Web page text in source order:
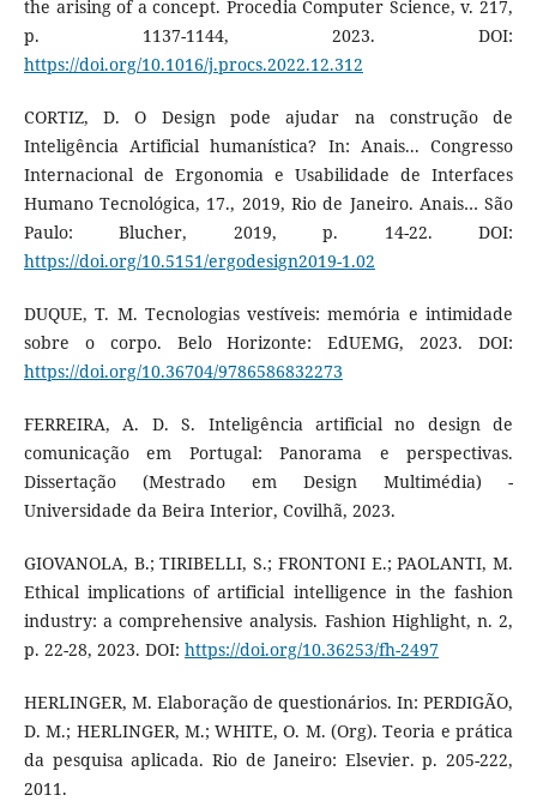
the arising of a concept. Procedia Computer Science, v. 217,
p. 1137-1144, 2023. DOI:
https://doi.org/10.1016/j.procs.2022.12.312
CORTIZ, D. O Design pode ajudar na construção de
Inteligência Artificial humanística? In: Anais... Congresso
Internacional de Ergonomia e Usabilidade de Interfaces
Humano Tecnológica, 17., 2019, Rio de Janeiro. Anais… São
Paulo: Blucher, 2019, p. 14-22. DOI:
https://doi.org/10.5151/ergodesign2019-1.02
DUQUE, T. M. Tecnologias vestíveis: memória e intimidade
sobre o corpo. Belo Horizonte: EdUEMG, 2023. DOI:
https://doi.org/10.36704/9786586832273
FERREIRA, A. D. S. Inteligência artificial no design de
comunicação em Portugal: Panorama e perspectivas.
Dissertação (Mestrado em Design Multimédia) -
Universidade da Beira Interior, Covilhã, 2023.
GIOVANOLA, B.; TIRIBELLI, S.; FRONTONI E.; PAOLANTI, M.
Ethical implications of artificial intelligence in the fashion
industry: a comprehensive analysis. Fashion Highlight, n. 2,
p. 22-28, 2023. DOI: https://doi.org/10.36253/fh-2497
HERLINGER, M. Elaboração de questionários. In: PERDIGÃO,
D. M.; HERLINGER, M.; WHITE, O. M. (Org). Teoria e prática
da pesquisa aplicada. Rio de Janeiro: Elsevier. p. 205-222,
2011.